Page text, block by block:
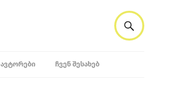
ᲐᲕᲢᲝᲠᲔᲑᲘ ᲩᲕᲔᲜ ᲨᲔᲡᲐᲮᲔᲑ